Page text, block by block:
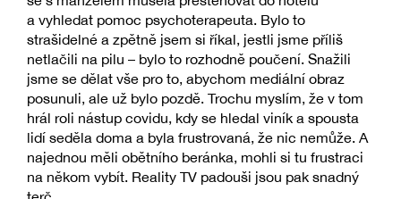
a vyhledat pomoc psychoterapeuta. Bylo to
strašidelné a zpětně jsem si říkal, jestli jsme příliš
netlačili na pilu – bylo to rozhodně poučení. Snažili
jsme se dělat vše pro to, abychom mediální obraz
posunuli, ale už bylo pozdě. Trochu myslím, že v tom
hrál roli nástup covidu, kdy se hledal viník a spousta
lidí seděla doma a byla frustrovaná, že nic nemůže. A
najednou měli obětního beránka, mohli si tu frustraci
na někom vybít. Reality TV padouši jsou pak snadný